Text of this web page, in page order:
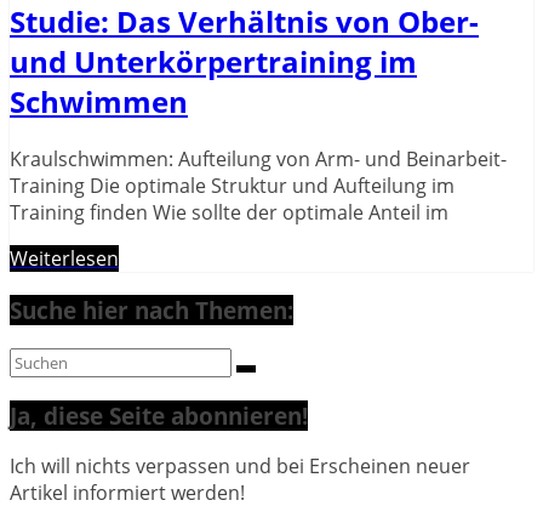
Studie: Das Verhältnis von Ober-
und Unterkörpertraining im
Schwimmen
Kraulschwimmen: Aufteilung von Arm- und Beinarbeit-
Training Die optimale Struktur und Aufteilung im
Training finden Wie sollte der optimale Anteil im
Weiterlesen
Suche hier nach Themen:
Ja, diese Seite abonnieren!
Ich will nichts verpassen und bei Erscheinen neuer
Artikel informiert werden!